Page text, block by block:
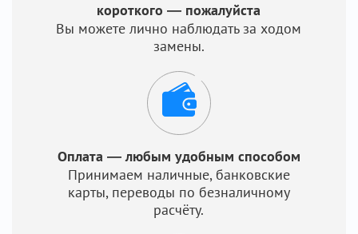
короткого — пожалуйста
Вы можете лично наблюдать за ходом
замены.
Оплата — любым удобным способом
Принимаем наличные, банковские
карты, переводы по безналичному
расчёту.